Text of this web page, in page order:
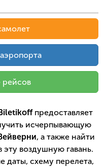
рейсов
Biletikoffпредоставляет
исчерпывающую
, а также найти
воздушную гавань.
даты, схему перелета,